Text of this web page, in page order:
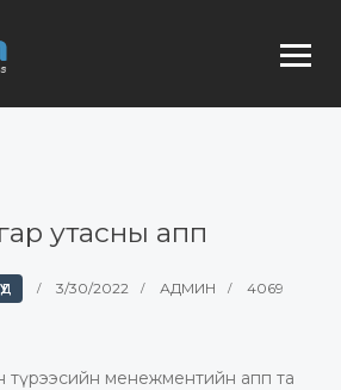
утасны апп
3/30/2022 АДМИН 4069
түрээсийн менежментийн апп та